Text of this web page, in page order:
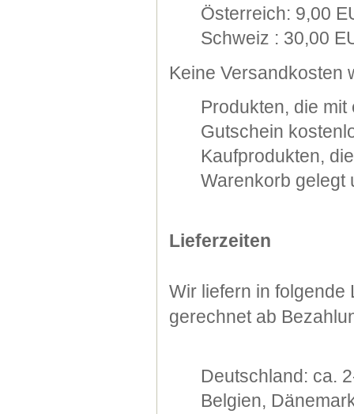
Österreich: 9,00
Schweiz : 30,00
Keine Versandkosten
Produkten, die
Gutschein
Kaufprodukten,
Warenkorb gelegt
Lieferzeiten
Wir liefern in folgende
gerechnet ab
Deutschland: ca.
Belgien,